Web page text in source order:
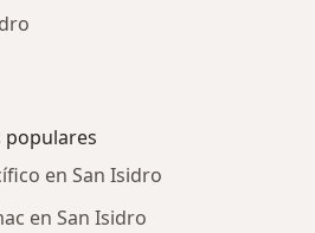
populares
en San Isidro
en San Isidro